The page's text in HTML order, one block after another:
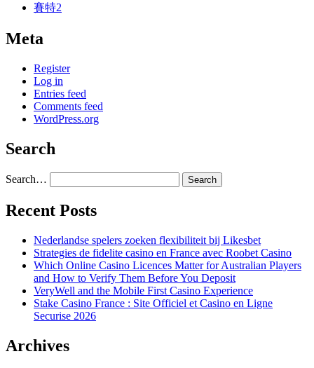
賽特2
Meta
Register
Log in
Entries feed
Comments feed
WordPress.org
Search
Search…
Recent Posts
Nederlandse spelers zoeken flexibiliteit bij Likesbet
Strategies de fidelite casino en France avec Roobet Casino
Which Online Casino Licences Matter for Australian Players
and How to Verify Them Before You Deposit
VeryWell and the Mobile First Casino Experience
Stake Casino France : Site Officiel et Casino en Ligne
Securise 2026
Archives